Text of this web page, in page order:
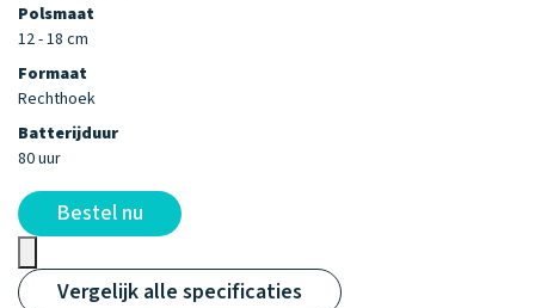
Polsmaat
12 - 18 cm
Formaat
Rechthoek
Batterijduur
80 uur
Bestel nu
Vergelijk alle specificaties